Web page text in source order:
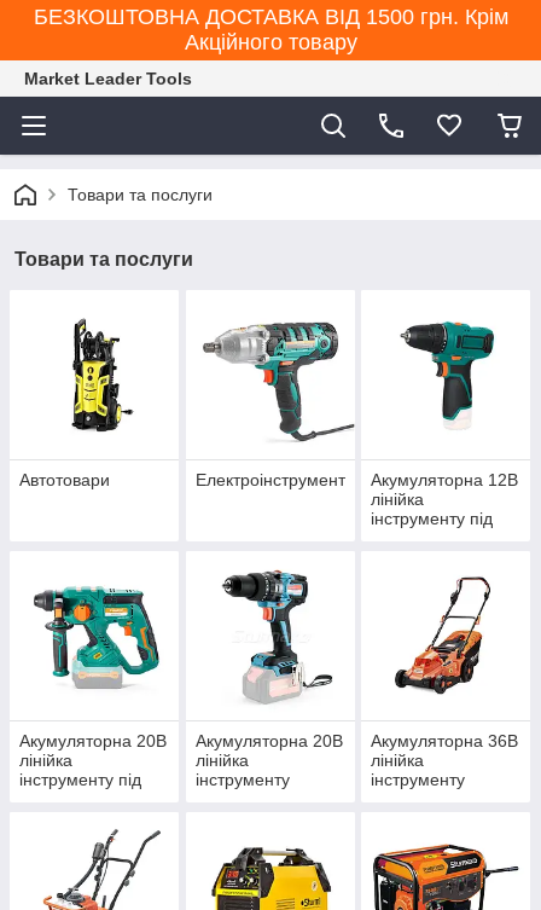
БЕЗКОШТОВНА ДОСТАВКА ВІД 1500 грн. Крім
Акційного товару
Market Leader Tools
Товари та послуги
Товари та послуги
Автотовари Електроінструмент
Акумуляторна 12В
лінійка
інструменту під
Акумуляторна 20В
лінійка
інструменту під
Акумуляторна 20В
лінійка
інструменту
Акумуляторна 36В
лінійка
інструменту